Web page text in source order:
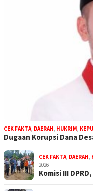
CEK FAKTA DAERAH HUKRIM
Dugaan Korupsi Dana
CEK FAKTA DAERAH
2026
Komisi III